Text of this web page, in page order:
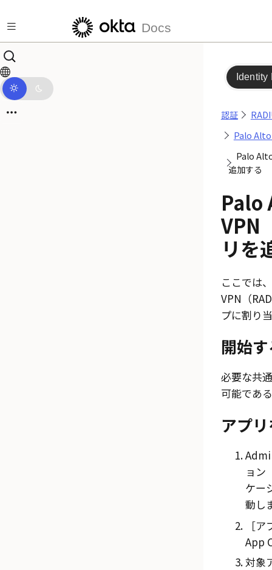
Docs
Identity
認証
Palo
Palo
追加する
Palo
VPN
リを
ここでは
VPN（
プに割り
開始
必要な共
可能であ
アプ
ョン
ケー
動し
ア
App
対象